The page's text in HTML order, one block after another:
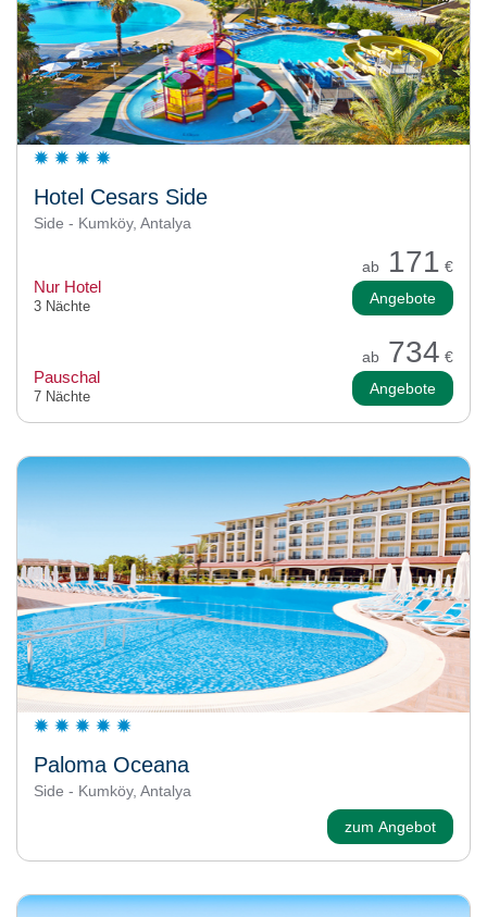
Hotel Cesars Side
Side - Kumköy, Antalya
ab 171 €
Nur Hotel
3 Nächte Angebote
ab 734 €
Pauschal
7 Nächte Angebote
Paloma Oceana
Side - Kumköy, Antalya
zum Angebot